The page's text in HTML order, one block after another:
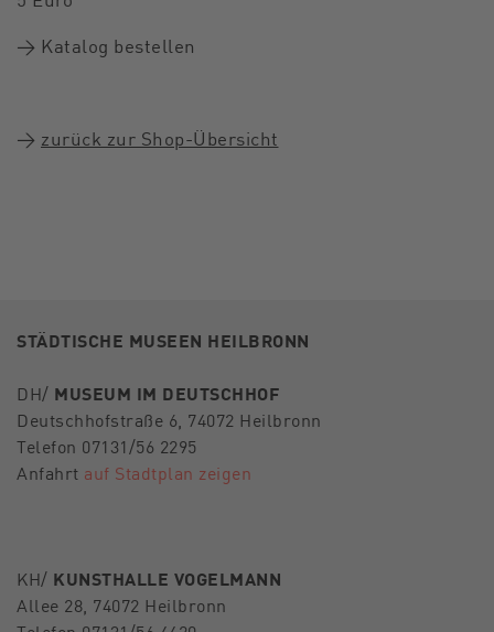
→ Katalog bestellen
→ zurück zur Shop-Übersicht
STÄDTISCHE MUSEEN HEILBRONN
DH/ MUSEUM IM DEUTSCHHOF
Deutschhofstraße 6, 74072 Heilbronn
Telefon 07131/56 2295
Anfahrt auf Stadtplan zeigen
KH/ KUNSTHALLE VOGELMANN
Allee 28, 74072 Heilbronn